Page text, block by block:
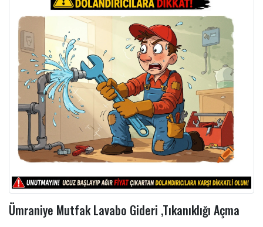
Ümraniye Mutfak Lavabo Gideri ,Tıkanıklığı Açma